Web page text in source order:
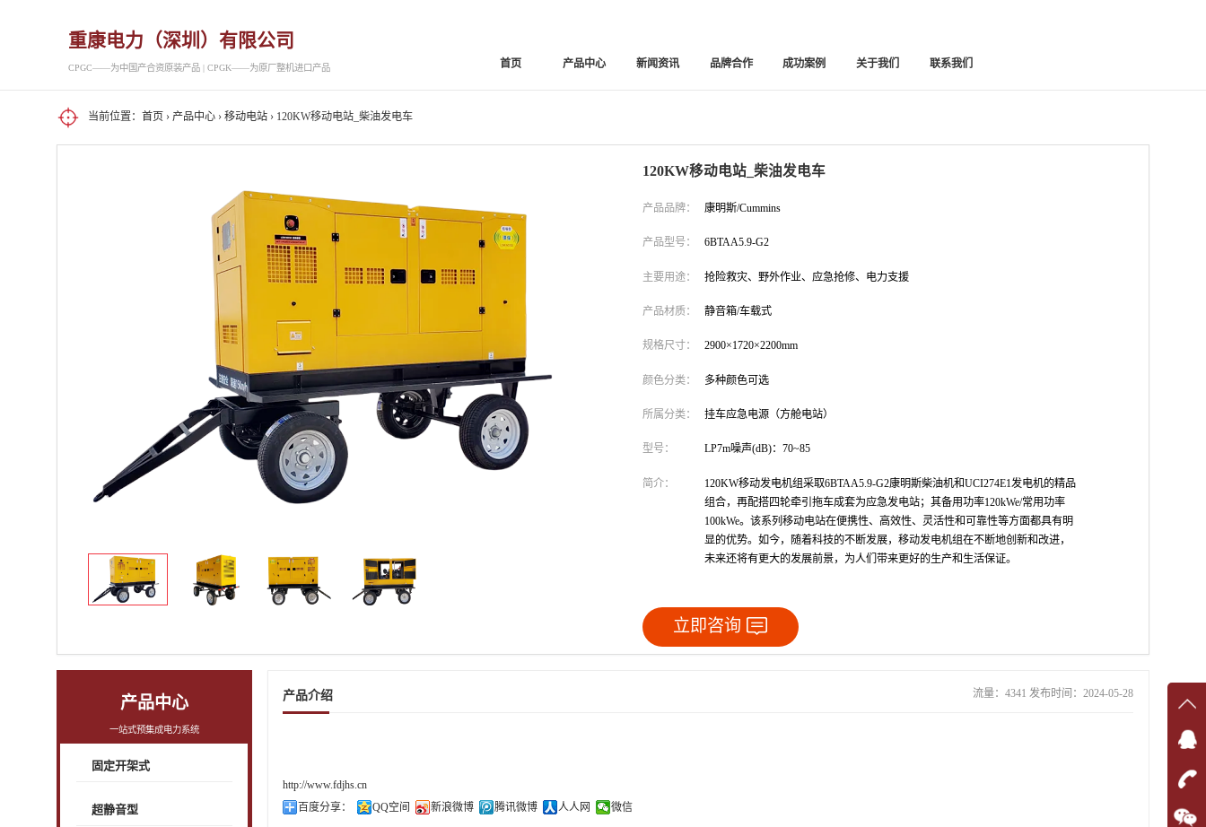
重康电力（深圳）有限公司
CPGC——为中国产合资原装产品 | CPGK——为原厂整机进口产品 首页 产品中心 新闻资讯 品牌合作 成功案例 关于我们 联系我们
当前位置： 首页 › 产品中心› 移动电站› 120KW移动电站_柴油发电车
120KW移动电站_柴油发电车
产品品牌： 康明斯/Cummins
产品型号： 6BTAA5.9-G2
主要用途： 抢险救灾、野外作业、应急抢修、电力支援
产品材质： 静音箱/车载式
规格尺寸： 2900×1720×2200mm
颜色分类： 多种颜色可选
所属分类： 挂车应急电源（方舱电站）
型号： LP7m噪声(dB)：70~85
简介：
120KW移动发电机组采取6BTAA5.9-G2康明斯柴油机和UCI274E1发电机的精品
组合，再配搭四轮牵引拖车成套为应急发电站；其备用功率120kWe/常用功率
100kWe。该系列移动电站在便携性、高效性、灵活性和可靠性等方面都具有明
显的优势。如今，随着科技的不断发展，移动发电机组在不断地创新和改进，
未来还将有更大的发展前景，为人们带来更好的生产和生活保证。
立即咨询
产品中心
一站式预集成电力系统
固定开架式
超静音型
产品介绍 流量：4341 发布时间：2024-05-28
http://www.fdjhs.cn
百度分享：
QQ空间 新浪微博 腾讯微博 人人网 微信
在线
在
咨询